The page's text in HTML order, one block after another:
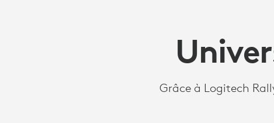
LOGITECH
Grâce à Logitech